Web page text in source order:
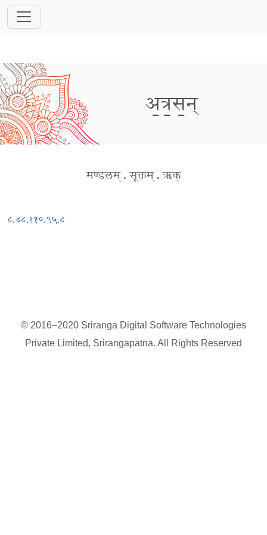
अ॒त्र॒स॒न्
मण्डलम् . सूक्तम् . ऋक्
८.४८.१११०.९५.८
© 2016–2020 Sriranga Digital Software Technologies
Private Limited, Srirangapatna. All Rights Reserved